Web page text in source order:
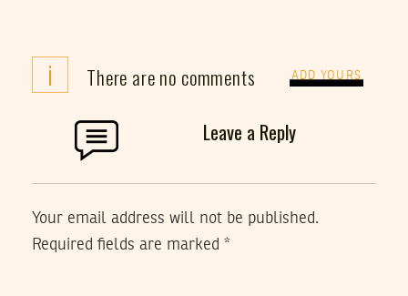
i There are no comments ADD YOURS
Leave a Reply
Your email address will not be published.
Required fields are marked *